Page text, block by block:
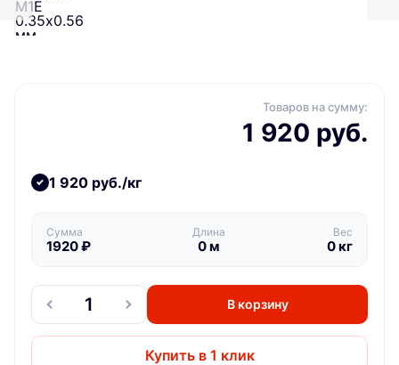
Товаров на сумму:
1 920 руб.
1 920 руб./кг
Сумма
1920₽
Длина
0м
Вес
0кг
В корзину
Купить в 1 клик